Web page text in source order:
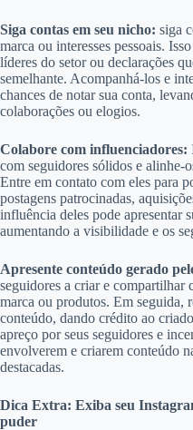
Siga contas em seu nicho: siga
marca ou interesses pessoais.
líderes do setor ou declarações
semelhante. Acompanhá-los e
chances de notar sua conta,
colaborações ou elogios.
Colabore com influenciadores:
com seguidores sólidos e alinhe-
Entre em contato com eles para
postagens patrocinadas,
influência deles pode apresentar
aumentando a visibilidade e os
Apresente conteúdo gerado
seguidores a criar e compartilhar
marca ou produtos. Em seguida,
conteúdo, dando crédito ao
apreço por seus seguidores e
envolverem e criarem conteúdo
destacadas.
Dica Extra: Exiba seu
puder